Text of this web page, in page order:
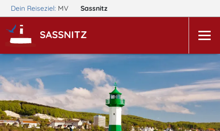
Dein Reiseziel: MV Sassnitz
SASSNITZ